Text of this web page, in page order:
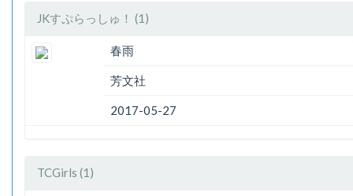
JKすぷらっしゅ！ (1)
春雨
芳文社
2017-05-27
TCGirls (1)